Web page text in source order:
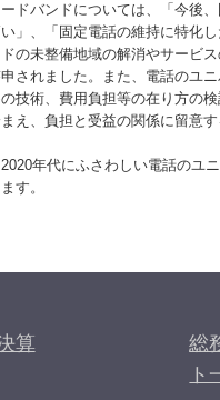
ドバンドについては、「今後
」、「固定電話の維持に特化
の未整備地域の解消やサービ
されました。また、電話のユ
技術、費用負担等の在り方の
え、負担と受益の関係に留意
年代にふさわしい電話のユ
す。
算
総
ト